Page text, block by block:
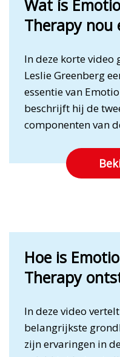
Wat ís
Therapy nou
In deze korte video
Leslie Greenberg
essentie van
beschrijft hij de
componenten van
Hoe is
Therapy
In deze video
belangrijkste
zijn ervaringen in